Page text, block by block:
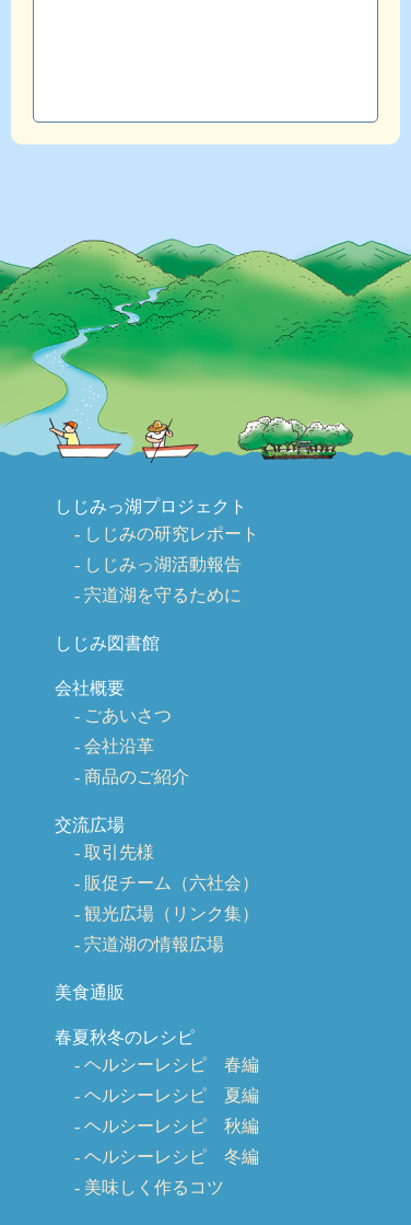
しじみっ湖プロジェクト
しじみの研究レポート
しじみっ湖活動報告
宍道湖を守るために
しじみ図書館
会社概要
ごあいさつ
会社沿革
商品のご紹介
交流広場
取引先様
販促チーム（六社会）
観光広場（リンク集）
宍道湖の情報広場
美食通販
春夏秋冬のレシピ
ヘルシーレシピ 春編
ヘルシーレシピ 夏編
ヘルシーレシピ 秋編
ヘルシーレシピ 冬編
美味しく作るコツ